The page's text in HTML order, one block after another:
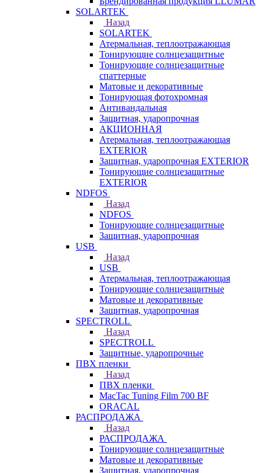
SOLARTEK
Назад
SOLARTEK
Атермальная, теплоотражающая
Тонирующие солнцезащитные
Тонирующие солнцезащитные
спаттерные
Матовые и декоративные
Тонирующая фотохромная
Антивандальная
Защитная, ударопрочная
АКЦИОННАЯ
Атермальная, теплоотражающая
EXTERIOR
Защитная, ударопрочная EXTERIOR
Тонирующие солнцезащитные
EXTERIOR
NDFOS
Назад
NDFOS
Тонирующие солнцезащитные
Защитная, ударопрочная
USB
Назад
USB
Атермальная, теплоотражающая
Тонирующие солнцезащитные
Матовые и декоративные
Защитная, ударопрочная
SPECTROLL
Назад
SPECTROLL
Защитные, ударопрочные
ПВХ пленки
Назад
ПВХ пленки
MacTac Tuning Film 700 BF
ORACAL
РАСПРОДАЖА
Назад
РАСПРОДАЖА
Тонирующие солнцезащитные
Матовые и декоративные
Защитная, ударопрочная